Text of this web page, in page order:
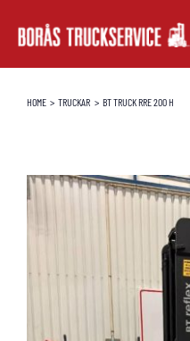
SERVICE & RESERVDELAR
HOME TRUCKAR BT TRUCK RRE 200 H